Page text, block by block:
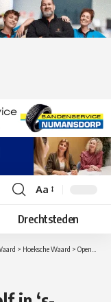
Lettergrootte
aanpassen
Aa
Drechtsteden
> Hoeksche Waard > Open morgen bij de Schelf in ‘s-Gravendeel